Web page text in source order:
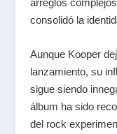
consolidó la
Aunque Kooper
lanzamiento, su
sigue siendo
álbum ha sido
del rock